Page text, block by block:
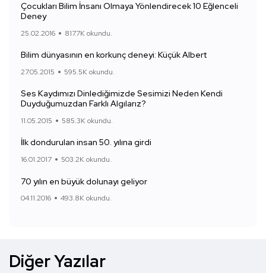
Çocukları Bilim İnsanı Olmaya Yönlendirecek 10 Eğlenceli
Deney
25.02.2016 817.7K okundu.
Bilim dünyasının en korkunç deneyi: Küçük Albert
27.05.2015 595.5K okundu.
Ses Kaydımızı Dinlediğimizde Sesimizi Neden Kendi
Duyduğumuzdan Farklı Algılarız?
11.05.2015 585.3K okundu.
İlk dondurulan insan 50. yılına girdi
16.01.2017 503.2K okundu.
70 yılın en büyük dolunayı geliyor
04.11.2016 493.8K okundu.
Diğer Yazılar